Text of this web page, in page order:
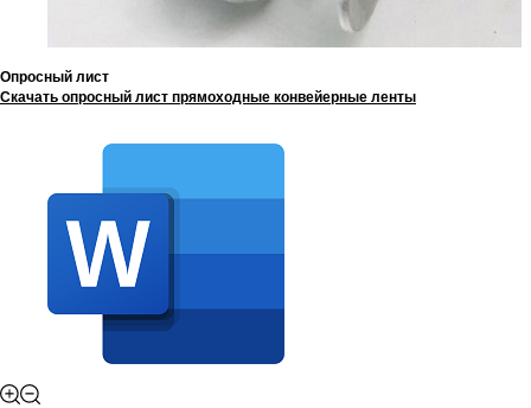
Опросный лист
Скачать опросный лист прямоходные конвейерные ленты